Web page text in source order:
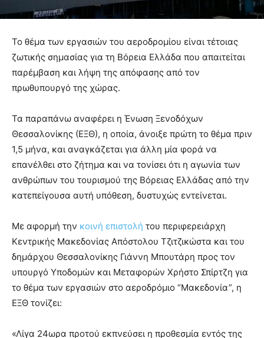
Το θέμα των εργασιών του αεροδρομίου είναι τέτοιας
ζωτικής σημασίας για τη Βόρεια Ελλάδα που απαιτείται
παρέμβαση και λήψη της απόφασης από τον
πρωθυπουργό της χώρας.
Τα παραπάνω αναφέρει η Ένωση Ξενοδόχων
Θεσσαλονίκης (ΕΞΘ), η οποία, άνοιξε πρώτη το θέμα πριν
1,5 μήνα, και αναγκάζεται για άλλη μία φορά να
επανέλθει στο ζήτημα και να τονίσει ότι η αγωνία των
ανθρώπων του τουρισμού της Βόρειας Ελλάδας από την
κατεπείγουσα αυτή υπόθεση, δυστυχώς εντείνεται.
Με αφορμή την κοινή επιστολή του περιφερειάρχη
Κεντρικής Μακεδονίας Απόστολου Τζιτζικώστα και του
δημάρχου Θεσσαλονίκης Γιάννη Μπουτάρη προς τον
υπουργό Υποδομών και Μεταφορών Χρήστο Σπίρτζη για
το θέμα των εργασιών στο αεροδρόμιο “Μακεδονία”, η
ΕΞΘ τονίζει:
«Λίγα 24ωρα προτού εκπνεύσει η προθεσμία εντός της